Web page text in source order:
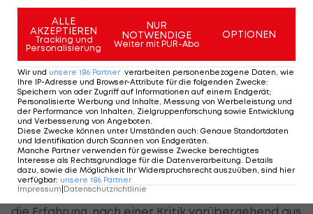
Entwicklungen in der Causa Scharner am
Matchtag beim Mittagessen. „Wir sind sehr schnell
damit konfrontiert worden, wir haben davon gar
nichts gewusst“, erzähltJakob Jantscher, „Paul ist
einer, der sehr viel Erfahrung hat und viel fürs
Nationalteam beigetragen hat. Deswegen hat
uns das auch irgendwie schockiert und getroffen.“
Emanuel Pogatetzhielt wie Scharner jahrelang
die rot-weiß-rote Fahne in derPremier League
hoch, teilt mit dem Niederösterreicher seit 2006
die Erfahrung, nach einer Kritik vorübergehend aus
ALLE
AKZEPTIEREN
Tracking und
Personalisierung
NUR
NOTWENDIGE
Weiter mit PUR-Abo
OPTIONEN
Wir und unsere 186 Partner verarbeiten personenbezogene Daten, wie
Ihre IP-Adresse und Browser-Attribute für die folgenden Zwecke:
Speichern von oder Zugriff auf Informationen auf einem Endgerät;
Personalisierte Werbung und Inhalte, Messung von Werbeleistung und
der Performance von Inhalten, Zielgruppenforschung sowie Entwicklung
und Verbesserung von Angeboten
Diese Zwecke können unter Umständen auch: Genaue Standortdaten
und Identifikation durch Scannen von Endgeräten
Manche Partner verwenden für gewisse Zwecke berechtigtes
Interesse als Rechtsgrundlage für die Datenverarbeitung. Details
dazu, sowie die Möglichkeit Ihr Widerspruchsrecht auszuüben, sind hier
verfügbar: unsere 186 Partner
Impressum|Datenschutzrichtlinie